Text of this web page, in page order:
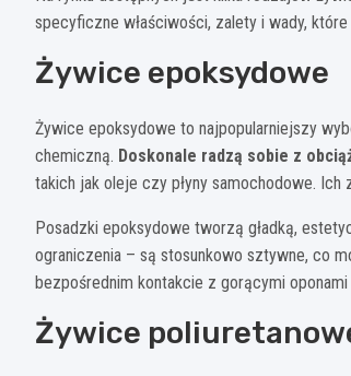
specyficzne właściwości, zalety i wady,
Żywice epoksydowe
Żywice epoksydowe to najpopularniejszy
chemiczną. Doskonale radzą sobie z
takich jak oleje czy płyny samochodowe.
Posadzki epoksydowe tworzą gładką,
ograniczenia – są stosunkowo sztywne, co
bezpośrednim kontakcie z gorącymi
Żywice